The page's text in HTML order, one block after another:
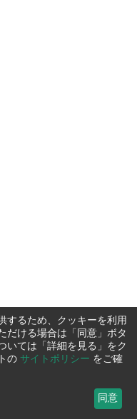
するため、クッキーを利用
だける場合は「同意」ボタ
いては「詳細を見る」をク
の サイトポリシー をご確
同意